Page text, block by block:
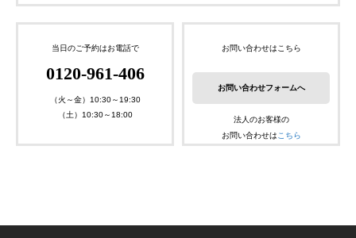
当日のご予約はお電話で
0120-961-406
（火～金）10:30～19:30
（土）10:30～18:00
お問い合わせはこちら
お問い合わせフォームへ
法人のお客様の
お問い合わせは こちら